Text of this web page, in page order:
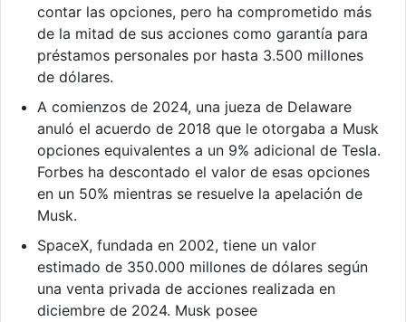
contar las opciones, pero ha comprometido más
de la mitad de sus acciones como garantía para
préstamos personales por hasta 3.500 millones
de dólares.
A comienzos de 2024, una jueza de Delaware
anuló el acuerdo de 2018 que le otorgaba a Musk
opciones equivalentes a un 9% adicional de Tesla.
Forbes ha descontado el valor de esas opciones
en un 50% mientras se resuelve la apelación de
Musk.
SpaceX, fundada en 2002, tiene un valor
estimado de 350.000 millones de dólares según
una venta privada de acciones realizada en
diciembre de 2024. Musk posee